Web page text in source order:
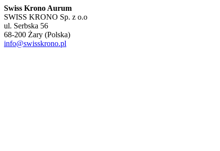
Swiss Krono Aurum
SWISS KRONO Sp. z o.o
ul. Serbska 56
68-200 Żary (Polska)
info@swisskrono.pl